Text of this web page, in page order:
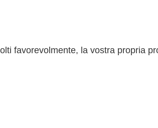
favorevolmente, la vostra propria